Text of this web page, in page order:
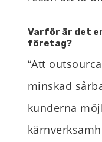
Varför är det
företag?
“Att
minskad
kunderna